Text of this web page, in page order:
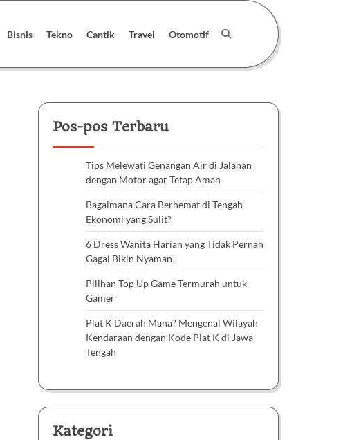
Bisnis Tekno Cantik Travel Otomotif
Pos-pos Terbaru
Tips Melewati Genangan Air di Jalanan
dengan Motor agar Tetap Aman
Bagaimana Cara Berhemat di Tengah
Ekonomi yang Sulit?
6 Dress Wanita Harian yang Tidak Pernah
Gagal Bikin Nyaman!
Pilihan Top Up Game Termurah untuk
Gamer
Plat K Daerah Mana? Mengenal Wilayah
Kendaraan dengan Kode Plat K di Jawa
Tengah
Kategori